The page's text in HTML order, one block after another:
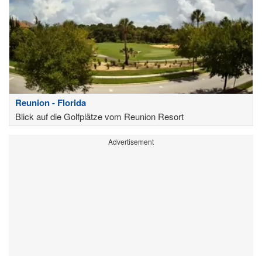
Reunion - Florida
Blick auf die Golfplätze vom Reunion Resort
Advertisement